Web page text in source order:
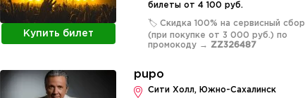
Купить билет
билеты от 4 100 руб.
🏷️ Скидка 100% на сервисный сбор
(при покупке от 3 000 руб.) по
промокоду → ZZ326487
pupo
Сити Холл, Южно-Сахалинск